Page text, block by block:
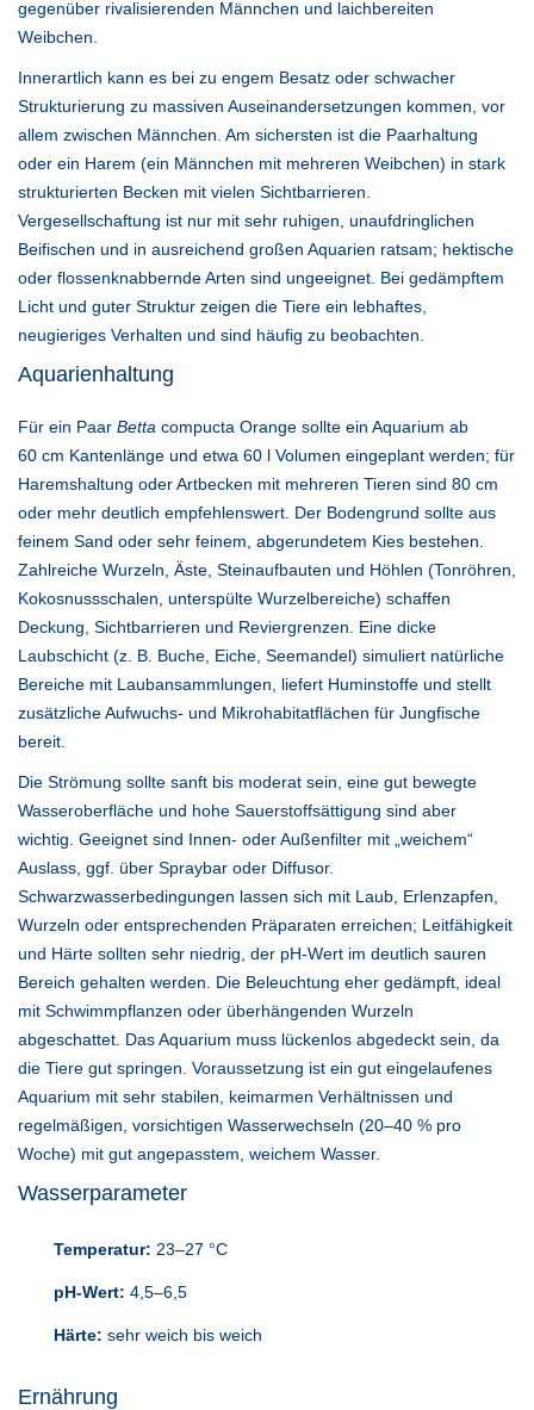
gegenüber rivalisierenden Männchen und laichbereiten
Weibchen.
Innerartlich kann es bei zu engem Besatz oder schwacher
Strukturierung zu massiven Auseinandersetzungen kommen, vor
allem zwischen Männchen. Am sichersten ist die Paarhaltung
oder ein Harem (ein Männchen mit mehreren Weibchen) in stark
strukturierten Becken mit vielen Sichtbarrieren.
Vergesellschaftung ist nur mit sehr ruhigen, unaufdringlichen
Beifischen und in ausreichend großen Aquarien ratsam; hektische
oder flossenknabbernde Arten sind ungeeignet. Bei gedämpftem
Licht und guter Struktur zeigen die Tiere ein lebhaftes,
neugieriges Verhalten und sind häufig zu beobachten.
Aquarienhaltung
Für ein Paar Betta compucta Orange sollte ein Aquarium ab
60 cm Kantenlänge und etwa 60 l Volumen eingeplant werden; für
Haremshaltung oder Artbecken mit mehreren Tieren sind 80 cm
oder mehr deutlich empfehlenswert. Der Bodengrund sollte aus
feinem Sand oder sehr feinem, abgerundetem Kies bestehen.
Zahlreiche Wurzeln, Äste, Steinaufbauten und Höhlen (Tonröhren,
Kokosnussschalen, unterspülte Wurzelbereiche) schaffen
Deckung, Sichtbarrieren und Reviergrenzen. Eine dicke
Laubschicht (z. B. Buche, Eiche, Seemandel) simuliert natürliche
Bereiche mit Laubansammlungen, liefert Huminstoffe und stellt
zusätzliche Aufwuchs- und Mikrohabitatflächen für Jungfische
bereit.
Die Strömung sollte sanft bis moderat sein, eine gut bewegte
Wasseroberfläche und hohe Sauerstoffsättigung sind aber
wichtig. Geeignet sind Innen- oder Außenfilter mit „weichem“
Auslass, ggf. über Spraybar oder Diffusor.
Schwarzwasserbedingungen lassen sich mit Laub, Erlenzapfen,
Wurzeln oder entsprechenden Präparaten erreichen; Leitfähigkeit
und Härte sollten sehr niedrig, der pH-Wert im deutlich sauren
Bereich gehalten werden. Die Beleuchtung eher gedämpft, ideal
mit Schwimmpflanzen oder überhängenden Wurzeln
abgeschattet. Das Aquarium muss lückenlos abgedeckt sein, da
die Tiere gut springen. Voraussetzung ist ein gut eingelaufenes
Aquarium mit sehr stabilen, keimarmen Verhältnissen und
regelmäßigen, vorsichtigen Wasserwechseln (20–40 % pro
Woche) mit gut angepasstem, weichem Wasser.
Wasserparameter
Temperatur: 23–27 °C
pH-Wert: 4,5–6,5
Härte: sehr weich bis weich
Ernährung